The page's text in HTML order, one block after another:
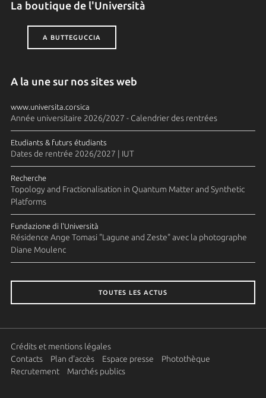
La boutique de l'Università
A BUTTEGUCCIA
A la une sur nos sites web
www.universita.corsica
Année universitaire 2026/2027 - Calendrier des rentrées
Etudiants & futurs étudiants
Dates de rentrée 2026/2027 | IUT
Recherche
Topology and Fractionalisation in Quantum Matter and Synthetic
Platforms
Fundazione di l'Università
Résidence Ange Tomasi "Lagune and Zeste" avec la photographe
Diane Moulenc
TOUTES LES ACTUS
Crédits et mentions légales
Contacts
Plan d'accès Espace presse
Photothèque
Recrutement
Marchés publics